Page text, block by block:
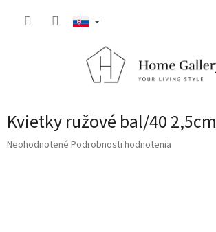
Kvietky ružové bal/40 2,5cm
Priemerné
Neohodnotené Podrobnosti hodnotenia